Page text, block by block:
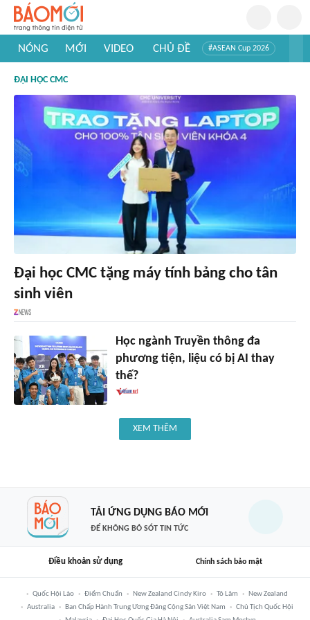
NÓNG MỚI VIDEO CHỦ ĐỀ #ASEAN Cup 2026
#Khám phá thế giới
ĐẠI HỌC CMC
Đại học CMC tặng máy tính bảng cho tân
sinh viên
Học ngành Truyền thông đa
phương tiện, liệu có bị AI thay
thế?
XEM THÊM
TẢI ỨNG DỤNG BÁO MỚI
ĐỂ KHÔNG BỎ SÓT TIN TỨC
Điều khoản sử dụng Chính sách bảo mật
Quốc Hội Lào Điểm Chuẩn New Zealand Cindy Kiro Tô Lâm
New Zealand
Australia
Ban Chấp Hành Trung Ương Đảng Cộng Sản Việt Nam
Chủ Tịch Quốc Hội